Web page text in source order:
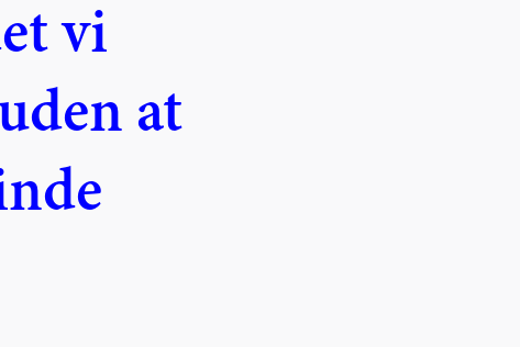
vi
at